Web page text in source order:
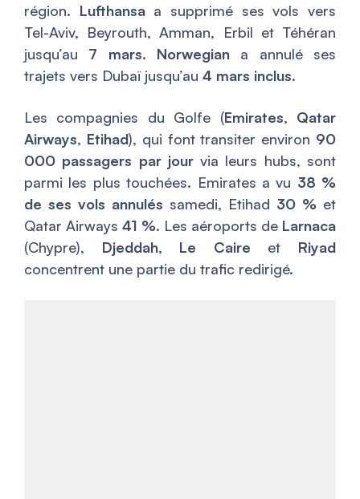
région. Lufthansaa supprimé ses vols vers
Tel-Aviv, Beyrouth, Amman, Erbil et Téhéran
jusqu’au 7 mars. Norwegian a annulé ses
trajets vers Dubaï jusqu’au 4 mars inclus.
Les compagnies du Golfe (Emirates, Qatar
Airways, Etihad), qui font transiter environ 90
000 passagers par jourvia leurs hubs, sont
parmi les plus touchées. Emirates a vu 38 %
de ses vols annulés samedi, Etihad 30 % et
Qatar Airways 41 %. Les aéroports de Larnaca
(Chypre), Djeddah, Le Caire et Riyad
concentrent une partie du trafic redirigé.